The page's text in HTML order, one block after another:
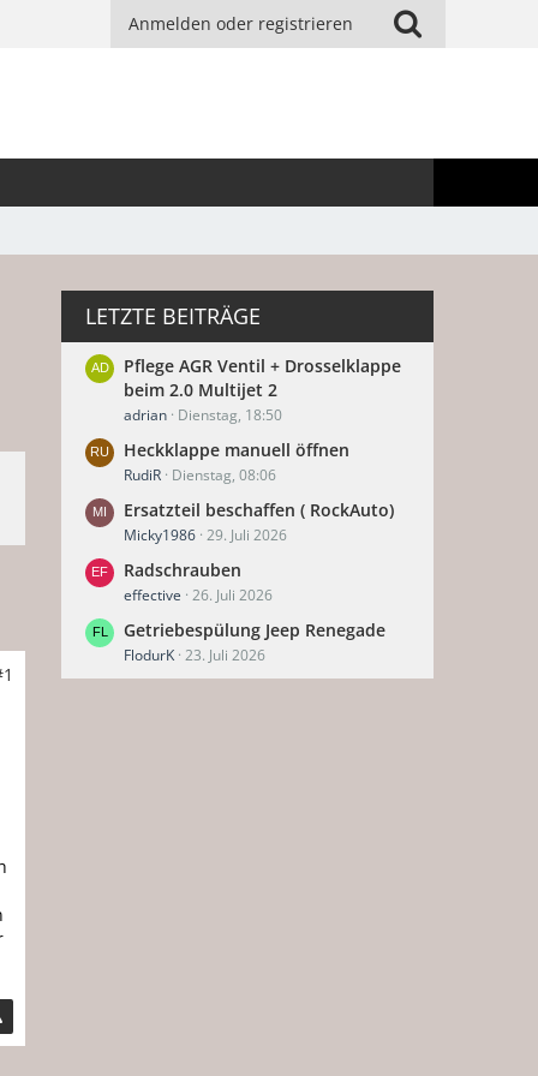
Anmelden oder registrieren
LETZTE BEITRÄGE
Pflege AGR Ventil + Drosselklappe
beim 2.0 Multijet 2
adrian Dienstag, 18:50
Heckklappe manuell öffnen
RudiR Dienstag, 08:06
Ersatzteil beschaffen ( RockAuto)
Micky1986 29. Juli 2026
Radschrauben
effective 26. Juli 2026
Getriebespülung Jeep Renegade
FlodurK 23. Juli 2026